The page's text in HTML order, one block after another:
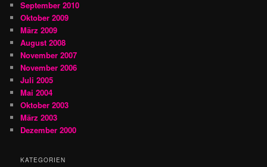
September 2010
Oktober 2009
März 2009
August 2008
November 2007
November 2006
Juli 2005
Mai 2004
Oktober 2003
März 2003
Dezember 2000
KATEGORIEN